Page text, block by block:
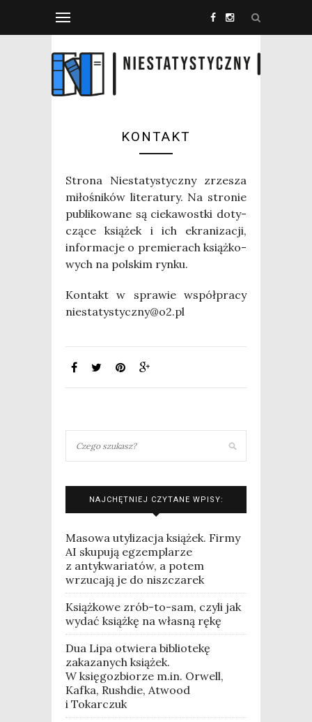
KONTAKT
Stro­na Nie­sta­ty­stycz­ny zrze­sza
miło­śni­ków lite­ra­tu­ry. Na stro­nie
publi­ko­wa­ne są cie­ka­wost­ki doty­
czą­ce ksią­żek i ich ekra­ni­za­cji,
infor­ma­cje o pre­mie­rach książ­ko­
wych na pol­skim rynku.
Kon­takt w spra­wie współ­pra­cy
niestatystyczny@o2.pl
NAJCHĘTNIEJ CZYTANE WPISY:
Masowa utylizacja książek. Firmy
AI skupują egzemplarze
z antykwariatów, a potem
wrzucają je do niszczarek
Książkowe zrób-to-sam, czyli jak
wydać książkę na własną rękę
Dua Lipa otwiera bibliotekę
zakazanych książek.
W księgozbiorze m.in. Orwell,
Kafka, Rushdie, Atwood
i Tokarczuk